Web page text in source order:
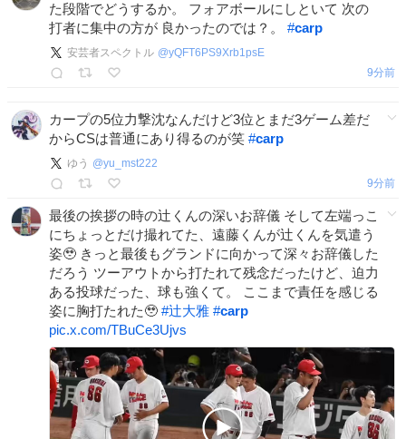
た段階でどうするか。 フォアボールにしといて 次の
打者に集中の方が 良かったのでは？。 #carp
安芸者スペクトル @yQFT6PS9Xrb1psE
9分前
カープの5位力撃沈なんだけど3位とまだ3ゲーム差だ
からCSは普通にあり得るのが笑 #carp
ゆう @yu_mst222
10分前
最後の挨拶の時の辻くんの深いお辞儀 そして左端っこ
にちょっとだけ撮れてた、遠藤くんが辻くんを気遣う
姿🥹 きっと最後もグランドに向かって深々お辞儀した
だろう ツーアウトから打たれて残念だったけど、迫力
ある投球だった、球も強くて。 ここまで責任を感じる
姿に胸打たれた🥹 #辻大雅 #carp
pic.x.com/TBuCe3Ujvs